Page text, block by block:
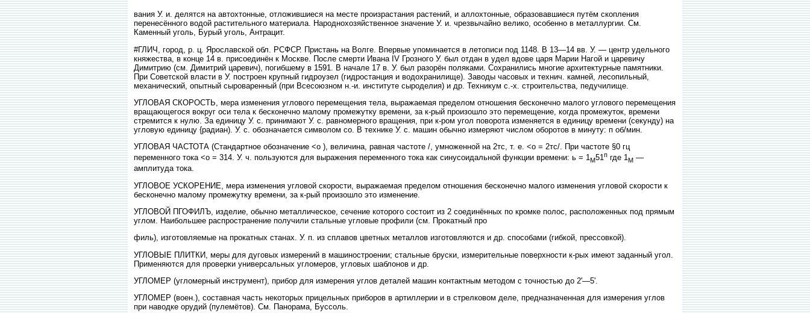
вания У. и. делятся на автохтонные, отложившиеся на месте произрастания растений, и аллохтонные, образовавшиеся путём скопления
перенесённого водой растительного материала. Народнохозяйственное значение У. и. чрезвычайно велико, особенно в металлургии. См.
Каменный уголь, Бурый уголь, Антрацит.
#ГЛИЧ, город, р. ц. Ярославской обл. РСФСР. Пристань на Волге. Впервые упоминается в летописи под 1148. В 13—14 вв. У. — центр удельного
княжества, в конце 14 в. присоединён к Москве. После смерти Ивана IV Грозного У. был отдан в удел вдове царя Марии Нагой и царевичу
Димитрию (см. Димитрий царевич), погибшему в 1591. В начале 17 в. У. был разорён поляками. Сохранились многие архитектурные памятники.
При Советской власти в У. построен крупный гидроузел (гидростанция и водохранилище). Заводы часовых и технич. камней, лесопильный,
механический, опытный сыроваренный (при Всесоюзном н.-и. институте сыроделия) и др. Техникум с.-х. строительства, педучилище.
УГЛОВАЯ СКОРОСТЬ, мера изменения углового перемещения тела, выражаемая пределом отношения бесконечно малого углового перемещения
вращающегося вокруг оси тела к бесконечно малому промежутку времени, за к-рый произошло это перемещение, когда промежуток, времени
стремится к нулю. За единицу У. с. принимают У. с. равномерного вращения, при к-ром угол поворота изменяется в единицу времени (секунду) на
угловую единицу {радиан). У. с. обозначается символом со. В технике У. с. машин обычно измеряют числом оборотов в минуту: п об/мин.
УГЛОВАЯ ЧАСТОТА (Стандартное обозначение <о ), величина, равная частоте /, умноженной на 2тс, т. е. <о = 2тс/. При частоте §0 гц
переменного тока <о = 314. У. ч. пользуются для выражения переменного тока как синусоидальной функции времени: ь = 1М51п где 1М —
амплитуда тока.
УГЛОВОЕ УСКОРЕНИЕ, мера изменения угловой скорости, выражаемая пределом отношения бесконечно малого изменения угловой скорости к
бесконечно малому промежутку времени, за к-рый произошло это изменение.
УГЛОВОЙ ПГОФИЛЪ, изделие, обычно металлическое, сечение которого состоит из 2 соединённых по кромке полос, расположенных под прямым
углом. Наибольшее распространение получили стальные угловые профили (см. Прокатный про
филь), изготовляемые на прокатных станах. У. п. из сплавов цветных металлов изготовляются и др. способами (гибкой, прессовкой).
УГЛОВЫЕ ПЛИТКИ, меры для дуговых измерений в машиностроении; стальные бруски, измерительные поверхности к-рых имеют заданный угол.
Применяются для проверки универсальных угломеров, угловых шаблонов и др.
УГЛОМЕР (угломерный инструмент), прибор для измерения углов деталей машин контактным методом с точностью до 2'—5'.
УГЛОМЕР (воен.), составная часть некоторых прицельных приборов в артиллерии и в стрелковом деле, предназначенная для измерения углов
при наводке орудий (пулемётов). См. Панорама, Буссоль.